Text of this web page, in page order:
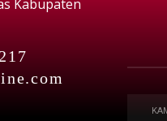
Kabupaten